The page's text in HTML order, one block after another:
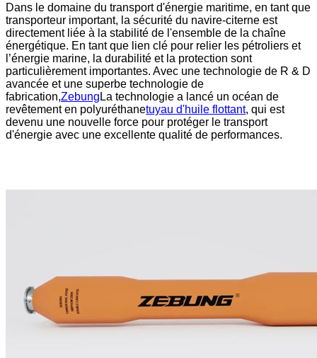
Dans le domaine du transport d'énergie maritime, en tant que
transporteur important, la sécurité du navire-citerne est
directement liée à la stabilité de l'ensemble de la chaîne
énergétique. En tant que lien clé pour relier les pétroliers et
l’énergie marine, la durabilité et la protection sont
particulièrement importantes. Avec une technologie de R & D
avancée et une superbe technologie de
fabrication,Zebung La technologie a lancé un océan de
revêtement en polyuréthanetuyau d'huile flottant, qui est
devenu une nouvelle force pour protéger le transport
d'énergie avec une excellente qualité de performances.